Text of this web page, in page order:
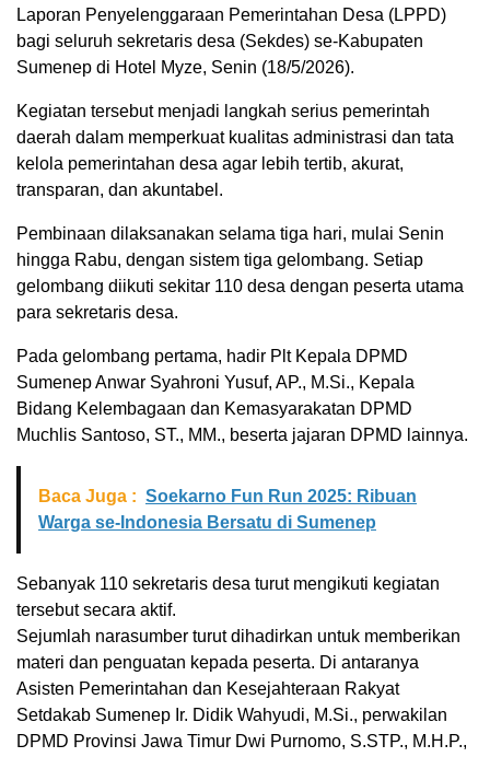
Laporan Penyelenggaraan Pemerintahan Desa (LPPD)
bagi seluruh sekretaris desa (Sekdes) se-Kabupaten
Sumenep di Hotel Myze, Senin (18/5/2026).
Kegiatan tersebut menjadi langkah serius pemerintah
daerah dalam memperkuat kualitas administrasi dan tata
kelola pemerintahan desa agar lebih tertib, akurat,
transparan, dan akuntabel.
Pembinaan dilaksanakan selama tiga hari, mulai Senin
hingga Rabu, dengan sistem tiga gelombang. Setiap
gelombang diikuti sekitar 110 desa dengan peserta utama
para sekretaris desa.
Pada gelombang pertama, hadir Plt Kepala DPMD
Sumenep Anwar Syahroni Yusuf, AP., M.Si., Kepala
Bidang Kelembagaan dan Kemasyarakatan DPMD
Muchlis Santoso, ST., MM., beserta jajaran DPMD lainnya.
Baca Juga : Soekarno Fun Run 2025: Ribuan
Warga se-Indonesia Bersatu di Sumenep
Sebanyak 110 sekretaris desa turut mengikuti kegiatan
tersebut secara aktif.
Sejumlah narasumber turut dihadirkan untuk memberikan
materi dan penguatan kepada peserta. Di antaranya
Asisten Pemerintahan dan Kesejahteraan Rakyat
Setdakab Sumenep Ir. Didik Wahyudi, M.Si., perwakilan
DPMD Provinsi Jawa Timur Dwi Purnomo, S.STP., M.H.P.,